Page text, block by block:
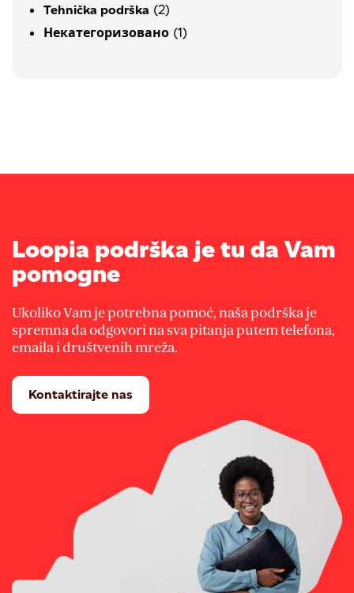
Tehnička podrška (2)
Некатегоризовано (1)
Loopia podrška je tu da Vam
pomogne
Ukoliko Vam je potrebna pomoć, naša podrška je
spremna da odgovori na sva pitanja putem telefona,
emaila i društvenih mreža.
Kontaktirajte nas